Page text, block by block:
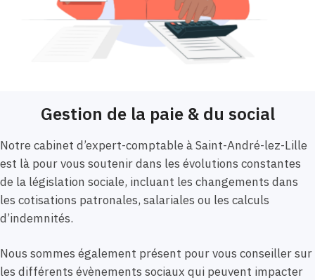
Gestion de la paie & du social
Notre cabinet d’expert-comptable à Saint-André-lez-Lille
est là pour vous soutenir dans les évolutions constantes
de la législation sociale, incluant les changements dans
les cotisations patronales, salariales ou les calculs
d’indemnités.
Nous sommes également présent pour vous conseiller sur
les différents évènements sociaux qui peuvent impacter